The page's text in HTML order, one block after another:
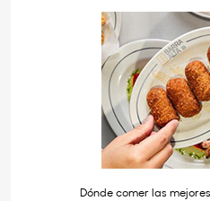
Dónde comer las